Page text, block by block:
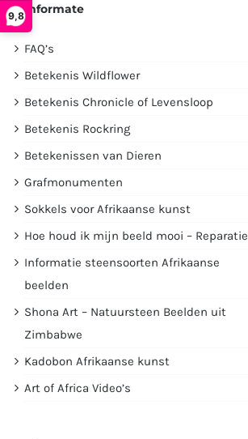
9,8Informate
FAQ’s
Betekenis Wildflower
Betekenis Chronicle of Levensloop
Betekenis Rockring
Betekenissen van Dieren
Grafmonumenten
Sokkels voor Afrikaanse kunst
Hoe houd ik mijn beeld mooi – Reparatie
Informatie steensoorten Afrikaanse
beelden
Shona Art – Natuursteen Beelden uit
Zimbabwe
Kadobon Afrikaanse kunst
Art of Africa Video’s